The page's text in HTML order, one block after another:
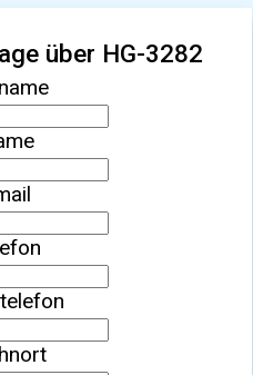
über HG-3282